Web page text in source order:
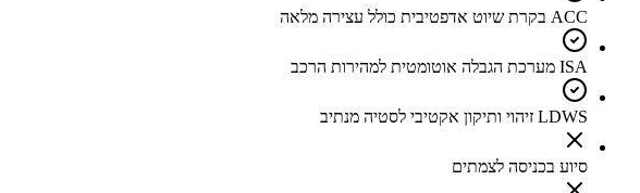
ACC בקרת שיוט אדפטיבית כולל עצירה מלאה
ISA מערכת הגבלה אוטומטית למהירות הרכב
LDWS זיהוי ותיקון אקטיבי לסטיה מנתיב
סיוע בכניסה לצמתים